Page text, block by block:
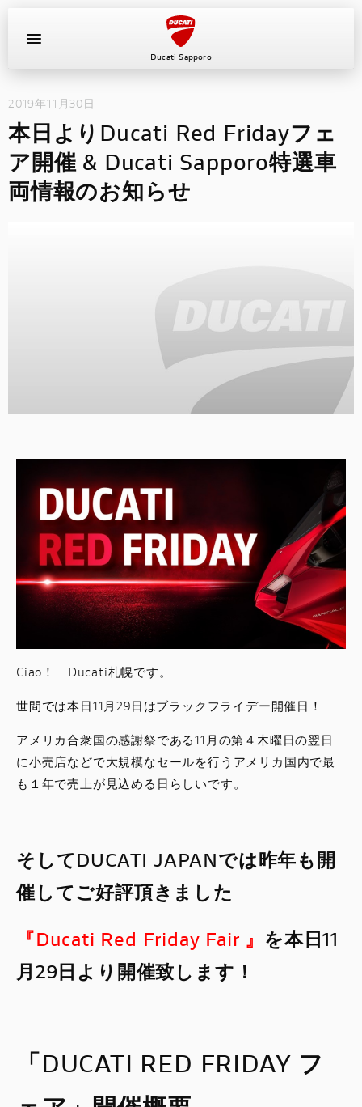
Ducati Sapporo
イベント
中古車
キャンペーン
DUCATI OWNER’S CLUB
アパレル
コンフィギュレーター
お支払いシミュレーション
お問合せ
2019年11月30日
本日よりDucati Red Fridayフェ
ア開催 & Ducati Sapporo特選車
両情報のお知らせ
Ciao！ Ducati札幌です。
世間では本日11月29日はブラックフライデー開催日！
アメリカ合衆国の感謝祭である11月の第４木曜日の翌日
に小売店などで大規模なセールを行うアメリカ国内で最
も１年で売上が見込める日らしいです。
そしてDUCATI JAPANでは昨年も開
催してご好評頂きました
『Ducati Red Friday Fair 』 を本日11
月29日より開催致します！
「DUCATI RED FRIDAY フ